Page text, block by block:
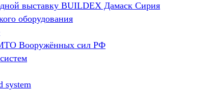
выставку BUILDEX Дамаск Сирия
оборудования
Вооружённых сил РФ
system